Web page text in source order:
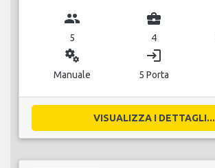
group
5
business_center
4
miscellaneous_services
Manuale
login
5 Porta
VISUALIZZA I DETTAGLI...